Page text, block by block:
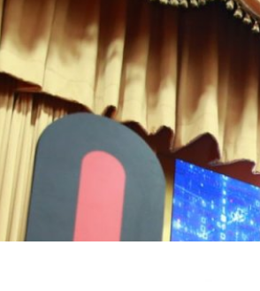
รวจสอบมาตรฐานของสมาร์ตโฟน
าร์ตโฟนที่คุณต้องการใช้งาน จะเครื่องรุ่นเก่า
ห้อ ชื่อรุ่น หรือเลขรหัส ก็ค้นเจอ โดยภายในงาน
จิตร เปิดเผยว่า “การทำงานของ กสทช. ที่ผ่าน
ะชาชน รวมไปถึงผู้ประกอบการโทรคมนาคมได้
ษณ์, กันกวน, 3 ชั้น, NetCare และล่าสุดได้เปิด
ห้ประชาชนมีแอปพลิเคชันที่น่าเชื่อถือในการที่จะ
นได้ด้วยตัวเอง สามารถตรวจสอบได้ว่าโทรศัพท์
งาน กสทช. แล้วหรือไม่ เพื่อป้องกันไม่ให้เกิด
วมไปถึงความปลอดภัยอื่นๆ ซึ่งจะทำให้ประชาชน